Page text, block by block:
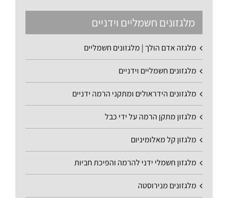
מלגזונים חשמליים וידניים
מלגזה אדם הולך | מלגזונים חשמליים
מלגזונים חשמליים וידניים
מלגזונים הידראולים ומתקני הרמה ידניים
מלגזון מתקן הרמה על ידי כבל
מלגזון קל מאלומיניום
מלגזון חשמלי ידני להרמה והפיכת חביות
מלגזונים מנירוסטה